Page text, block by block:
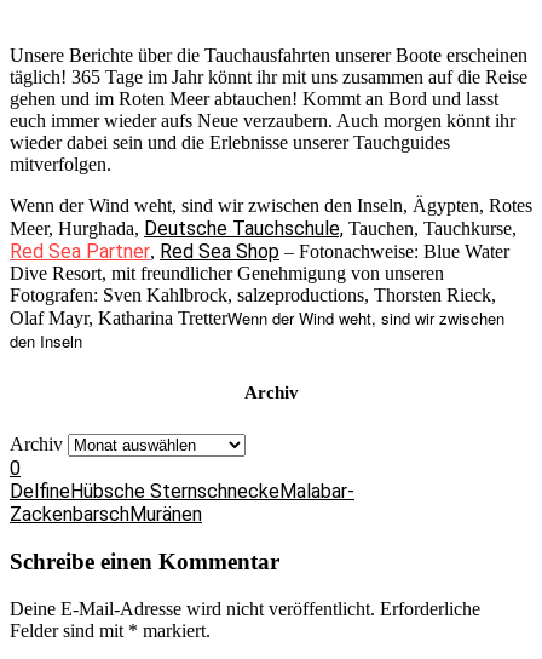
Unsere Berichte über die Tauchausfahrten unserer Boote erscheinen
täglich! 365 Tage im Jahr könnt ihr mit uns zusammen auf die Reise
gehen und im Roten Meer abtauchen! Kommt an Bord und lasst
euch immer wieder aufs Neue verzaubern. Auch morgen könnt ihr
wieder dabei sein und die Erlebnisse unserer Tauchguides
mitverfolgen.
Wenn der Wind weht, sind wir zwischen den Inseln, Ägypten, Rotes
Meer, Hurghada, Deutsche Tauchschule, Tauchen, Tauchkurse,
Red Sea Partner, Red Sea Shop – Fotonachweise: Blue Water
Dive Resort, mit freundlicher Genehmigung von unseren
Fotografen: Sven Kahlbrock, salzeproductions, Thorsten Rieck,
Olaf Mayr, Katharina TretterWenn der Wind weht, sind wir zwischen
den Inseln
Archiv
Archiv
0
DelfineHübsche SternschneckeMalabar-
ZackenbarschMuränen
Schreibe einen Kommentar
Deine E-Mail-Adresse wird nicht veröffentlicht. Erforderliche
Felder sind mit * markiert.